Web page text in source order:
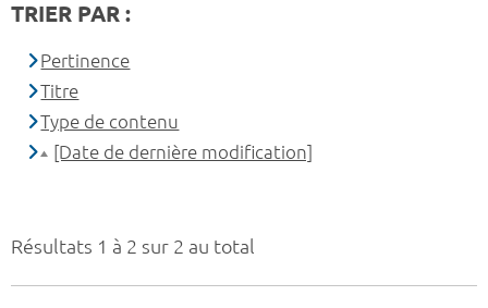
Résultats 1 à 2 sur 2 au total
TRIER PAR :
Pertinence
Titre
Type de contenu
[Date de dernière modification]